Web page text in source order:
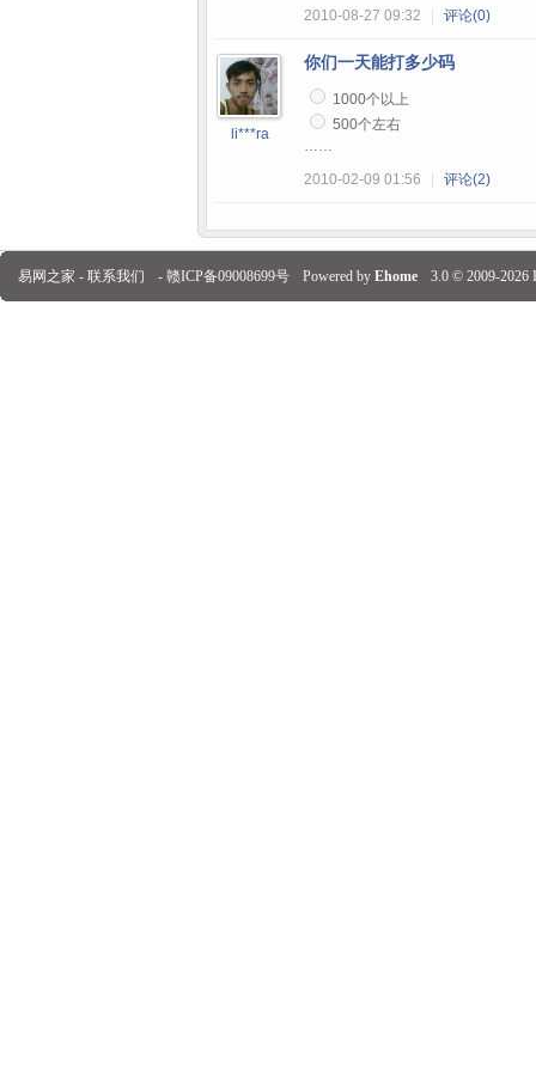
2010-08-27 09:32
评论(0)
li***ra
你们一天能打多少码
1000个以上
500个左右
……
2010-02-09 01:56
评论(2)
易网之家 - 联系我们 - 赣ICP备09008699号 Powered by Ehome 3.0 © 2009-2026